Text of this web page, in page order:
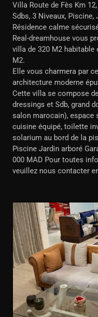
Villa Route de Fès Km
Sdbs, 3 Niveaux,
Résidence calme
Real-dreamhouse vous
villa de 320 M2
M2.
Elle vous charmera par
architecture moderne
Cette villa se compose
dressings et Sdb, grand
salon marocain), espace
cuisine équipé, toilette
solarium au bord de la
Piscine Jardin arboré
000 MAD Pour toutes
veuillez nous contacter